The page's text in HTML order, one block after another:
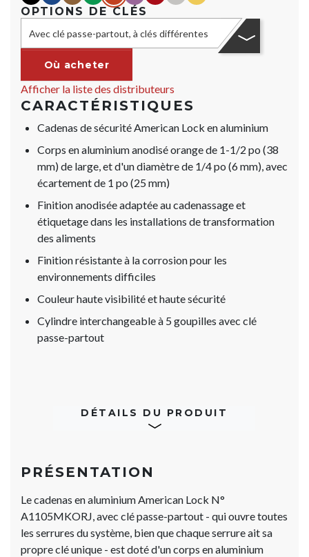
OPTIONS DE CLÉS
Avec clé passe-partout, à clés différentes
Où acheter
Afficher la liste des distributeurs
CARACTÉRISTIQUES
Cadenas de sécurité American Lock en aluminium
Corps en aluminium anodisé orange de 1-1/2 po (38
mm) de large, et d'un diamètre de 1/4 po (6 mm), avec
écartement de 1 po (25 mm)
Finition anodisée adaptée au cadenassage et
étiquetage dans les installations de transformation
des aliments
Finition résistante à la corrosion pour les
environnements difficiles
Couleur haute visibilité et haute sécurité
Cylindre interchangeable à 5 goupilles avec clé
passe-partout
DÉTAILS DU PRODUIT
PRÉSENTATION
Le cadenas en aluminium American Lock N°
A1105MKORJ, avec clé passe-partout - qui ouvre toutes
les serrures du système, bien que chaque serrure ait sa
propre clé unique - est doté d'un corps en aluminium